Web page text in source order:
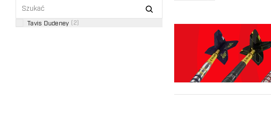
Tavis Dudeney 2)